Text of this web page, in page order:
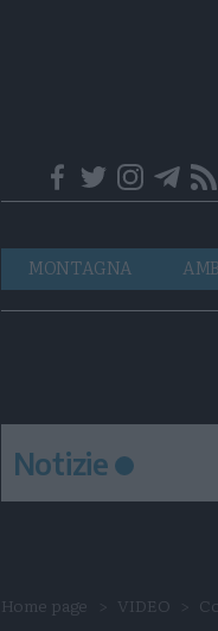
Navigazione
principale
MONTAGNA
Notizie
Home page VIDEO